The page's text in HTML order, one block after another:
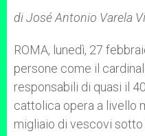
p
p
g
e
o
k
r
di José Antonio Varela
ROMA, lunedì, 27
persone come il
responsabili di quasi il
cattolica opera a livello
migliaio di vescovi sotto